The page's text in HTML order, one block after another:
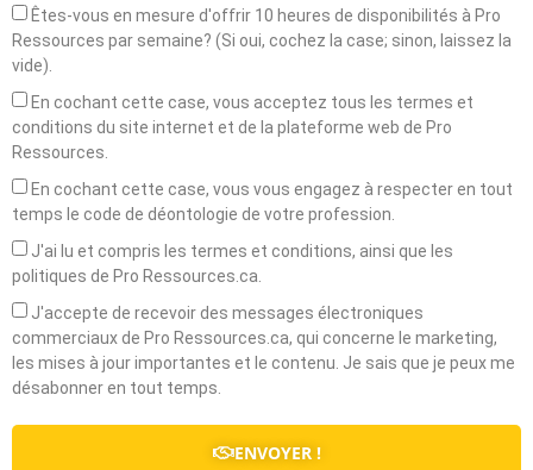
Êtes-vous en mesure d'offrir 10 heures de disponibilités à Pro
Ressources par semaine? (Si oui, cochez la case; sinon, laissez la
vide).
En cochant cette case, vous acceptez tous les termes et
conditions du site internet et de la plateforme web de Pro
Ressources.
En cochant cette case, vous vous engagez à respecter en tout
temps le code de déontologie de votre profession.
J'ai lu et compris les termes et conditions, ainsi que les
politiques de Pro Ressources.ca.
J'accepte de recevoir des messages électroniques
commerciaux de Pro Ressources.ca, qui concerne le marketing,
les mises à jour importantes et le contenu. Je sais que je peux me
désabonner en tout temps.
ENVOYER !